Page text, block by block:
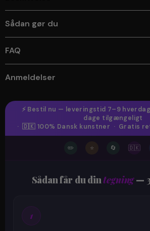
Sådan gør du
FAQ
Anmeldelser
⚡ Bestil nu — leveringstid 7–9
dage tilgængeligt
· 🇩🇰 100% Dansk kunstner · Gratis
✏️ ⭐ 🔄 🇩🇰
Sådan får du dintegning—
1